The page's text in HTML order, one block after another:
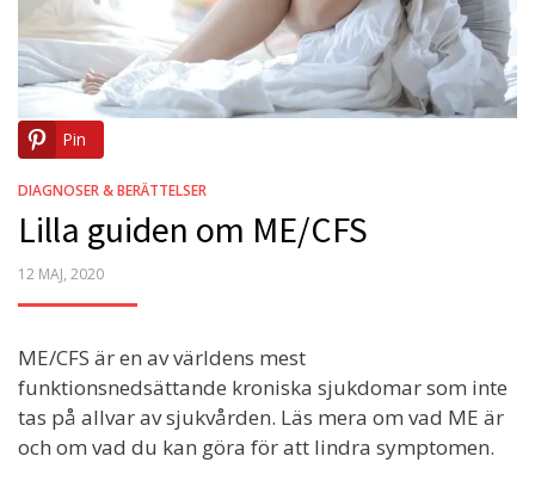
Pin
DIAGNOSER & BERÄTTELSER
Lilla guiden om ME/CFS
POSTED
12 MAJ, 2020
ME/CFS är en av världens mest
funktionsnedsättande kroniska sjukdomar som inte
tas på allvar av sjukvården. Läs mera om vad ME är
och om vad du kan göra för att lindra symptomen.